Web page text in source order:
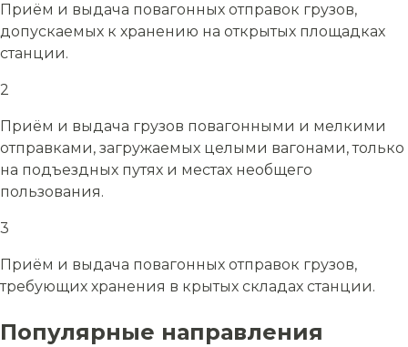
Приём и выдача повагонных отправок грузов,
допускаемых к хранению на открытых площадках
станции.
2
Приём и выдача грузов повагонными и мелкими
отправками, загружаемых целыми вагонами, только
на подъездных путях и местах необщего
пользования.
3
Приём и выдача повагонных отправок грузов,
требующих хранения в крытых складах станции.
Популярные направления